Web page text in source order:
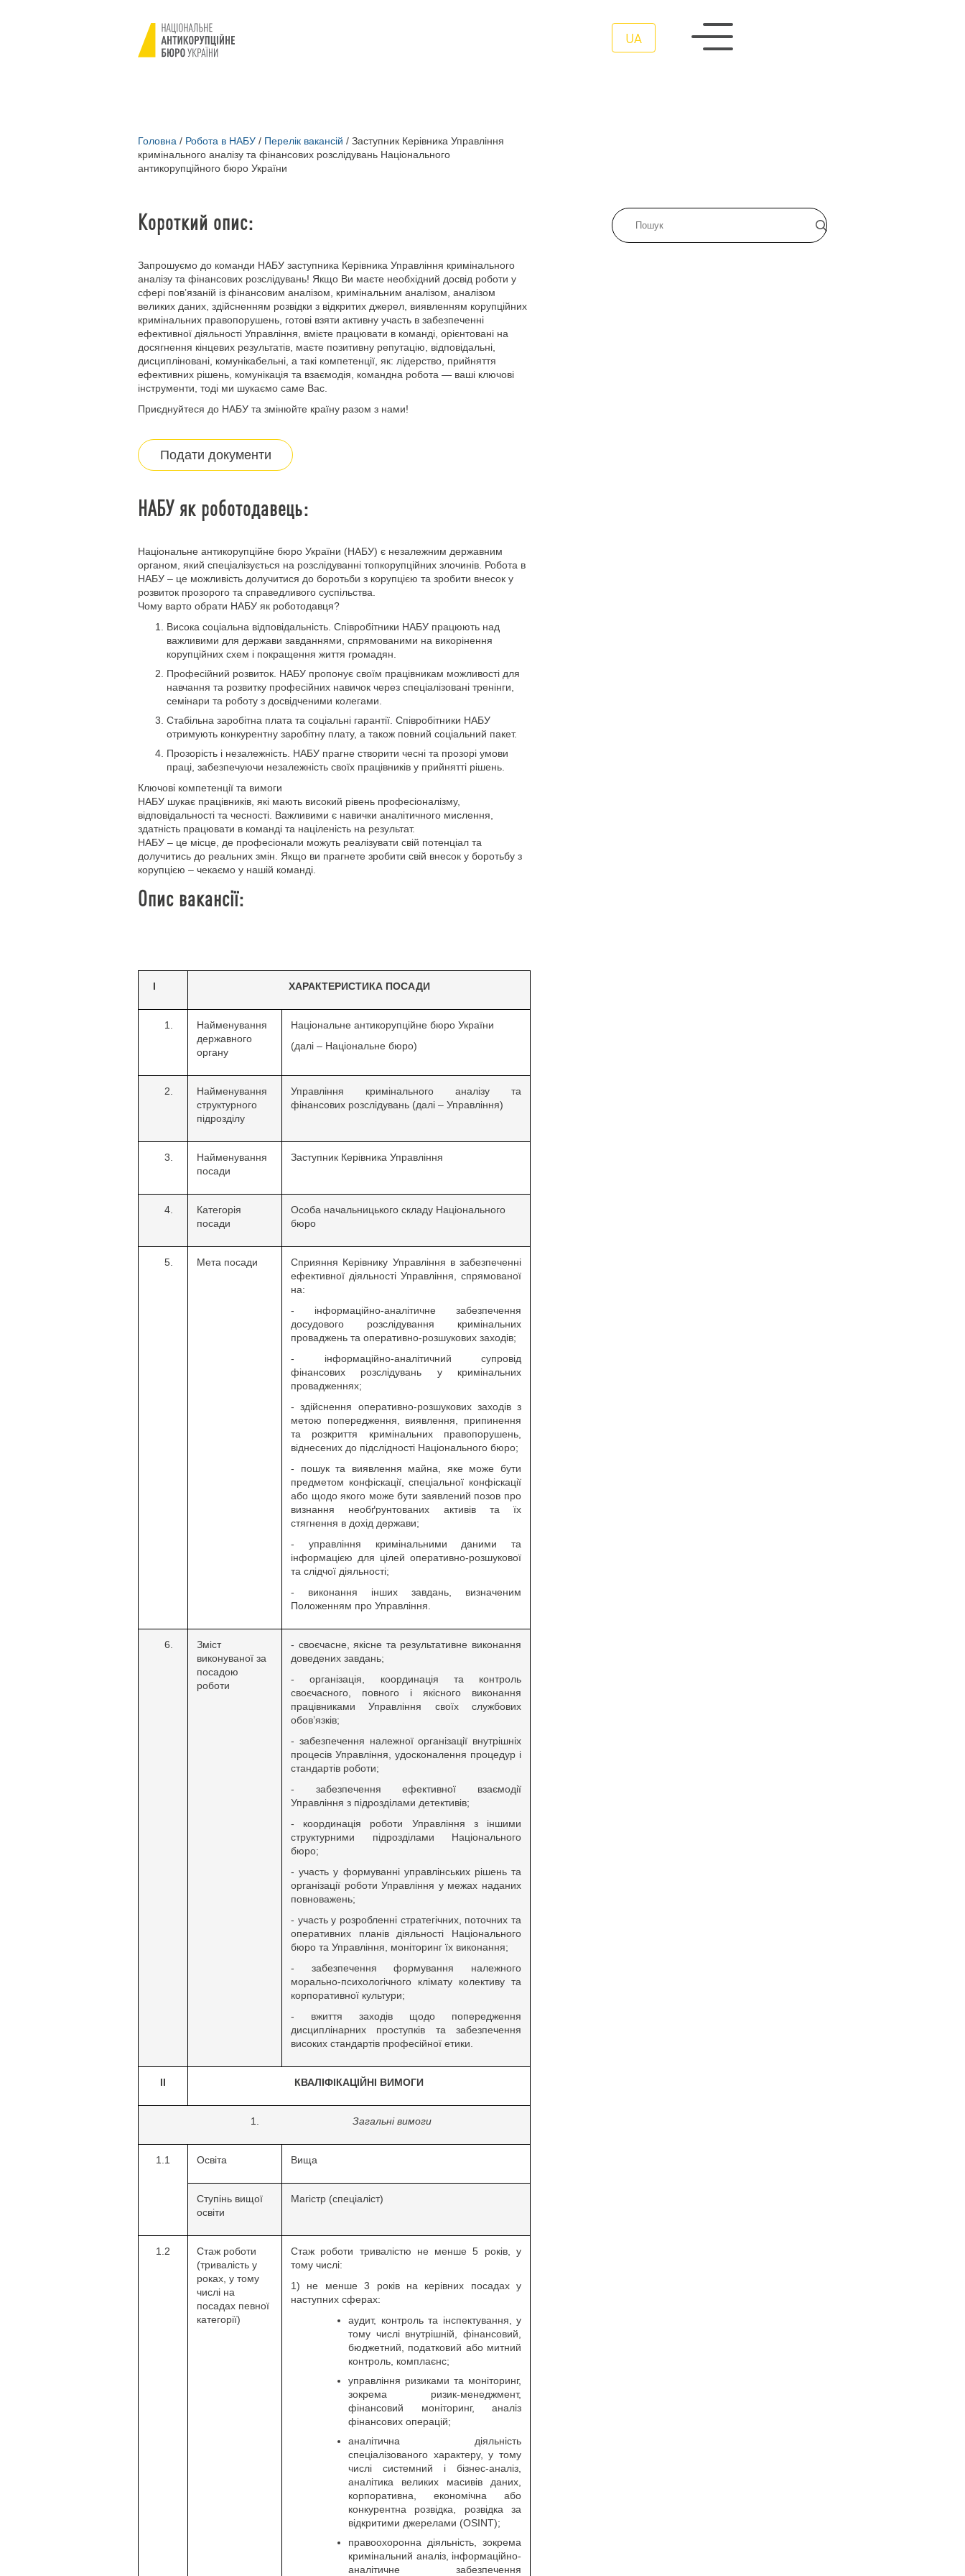
UA
Головна / Робота в НАБУ / Перелік вакансій / Заступник Керівника Управління
кримінального аналізу та фінансових розслідувань Національного
антикорупційного бюро України
Короткий опис:
Запрошуємо до команди НАБУ заступника Керівника Управління кримінального
аналізу та фінансових розслідувань! Якщо Ви маєте необхідний досвід роботи у
сфері пов’язаній із фінансовим аналізом, кримінальним аналізом, аналізом
великих даних, здійсненням розвідки з відкритих джерел, виявленням корупційних
кримінальних правопорушень, готові взяти активну участь в забезпеченні
ефективної діяльності Управління, вмієте працювати в команді, орієнтовані на
досягнення кінцевих результатів, маєте позитивну репутацію, відповідальні,
дисципліновані, комунікабельні, а такі компетенції, як: лідерство, прийняття
ефективних рішень, комунікація та взаємодія, командна робота — ваші ключові
інструменти, тоді ми шукаємо саме Вас.
Приєднуйтеся до НАБУ та змінюйте країну разом з нами!
Подати документи
НАБУ як роботодавець:
Національне антикорупційне бюро України (НАБУ) є незалежним державним
органом, який спеціалізується на розслідуванні топкорупційних злочинів. Робота в
НАБУ – це можливість долучитися до боротьби з корупцією та зробити внесок у
розвиток прозорого та справедливого суспільства.
Чому варто обрати НАБУ як роботодавця?
Висока соціальна відповідальність. Співробітники НАБУ працюють над
важливими для держави завданнями, спрямованими на викорінення
корупційних схем і покращення життя громадян.
Професійний розвиток. НАБУ пропонує своїм працівникам можливості для
навчання та розвитку професійних навичок через спеціалізовані тренінги,
семінари та роботу з досвідченими колегами.
Стабільна заробітна плата та соціальні гарантії. Співробітники НАБУ
отримують конкурентну заробітну плату, а також повний соціальний пакет.
Прозорість і незалежність. НАБУ прагне створити чесні та прозорі умови
праці, забезпечуючи незалежність своїх працівників у прийнятті рішень.
Ключові компетенції та вимоги
НАБУ шукає працівників, які мають високий рівень професіоналізму,
відповідальності та чесності. Важливими є навички аналітичного мислення,
здатність працювати в команді та націленість на результат.
НАБУ – це місце, де професіонали можуть реалізувати свій потенціал та
долучитись до реальних змін. Якщо ви прагнете зробити свій внесок у боротьбу з
корупцією – чекаємо у нашій команді.
Опис вакансії:
І ХАРАКТЕРИСТИКА ПОСАДИ
Найменування
державного
органу
Національне антикорупційне бюро України
(далі – Національне бюро)
Найменування
структурного
підрозділу
Управління кримінального аналізу та
фінансових розслідувань (далі – Управління)
Найменування
посади
Заступник Керівника Управління
Категорія
посади
Особа начальницького складу Національного
бюро
Мета посади
Сприяння Керівнику Управління в забезпеченні
ефективної діяльності Управління, спрямованої
на:
- інформаційно-аналітичне забезпечення
досудового розслідування кримінальних
проваджень та оперативно-розшукових заходів;
- інформаційно-аналітичний супровід
фінансових розслідувань у кримінальних
провадженнях;
- здійснення оперативно-розшукових заходів з
метою попередження, виявлення, припинення
та розкриття кримінальних правопорушень,
віднесених до підслідності Національного бюро;
- пошук та виявлення майна, яке може бути
предметом конфіскації, спеціальної конфіскації
або щодо якого може бути заявлений позов про
визнання необґрунтованих активів та їх
стягнення в дохід держави;
- управління кримінальними даними та
інформацією для цілей оперативно-розшукової
та слідчої діяльності;
- виконання інших завдань, визначеним
Положенням про Управління.
Зміст
виконуваної за
посадою
роботи
- своєчасне, якісне та результативне виконання
доведених завдань;
- організація, координація та контроль
своєчасного, повного і якісного виконання
працівниками Управління своїх службових
обов’язків;
- забезпечення належної організації внутрішніх
процесів Управління, удосконалення процедур і
стандартів роботи;
- забезпечення ефективної взаємодії
Управління з підрозділами детективів;
- координація роботи Управління з іншими
структурними підрозділами Національного
бюро;
- участь у формуванні управлінських рішень та
організації роботи Управління у межах наданих
повноважень;
- участь у розробленні стратегічних, поточних та
оперативних планів діяльності Національного
бюро та Управління, моніторинг їх виконання;
- забезпечення формування належного
морально-психологічного клімату колективу та
корпоративної культури;
- вжиття заходів щодо попередження
дисциплінарних проступків та забезпечення
високих стандартів професійної етики.
ІІ КВАЛІФІКАЦІЙНІ ВИМОГИ
Загальні вимоги
1.1 Освіта Вища
Ступінь вищої
освіти
Магістр (спеціаліст)
1.2
Стаж роботи
(тривалість у
роках, у тому
числі на
посадах певної
категорії)
Стаж роботи тривалістю не менше 5 років, у
тому числі:
1) не менше 3 років на керівних посадах у
наступних сферах:
аудит, контроль та інспектування, у
тому числі внутрішній, фінансовий,
бюджетний, податковий або митний
контроль, комплаєнс;
управління ризиками та моніторинг,
зокрема ризик-менеджмент,
фінансовий моніторинг, аналіз
фінансових операцій;
аналітична діяльність
спеціалізованого характеру, у тому
числі системний і бізнес-аналіз,
аналітика великих масивів даних,
корпоративна, економічна або
конкурентна розвідка, розвідка за
відкритими джерелами (OSINT);
правоохоронна діяльність, зокрема
кримінальний аналіз, інформаційно-
аналітичне забезпечення